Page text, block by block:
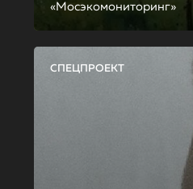
«Мосэкомониторинг»
СПЕЦПРОЕКТ